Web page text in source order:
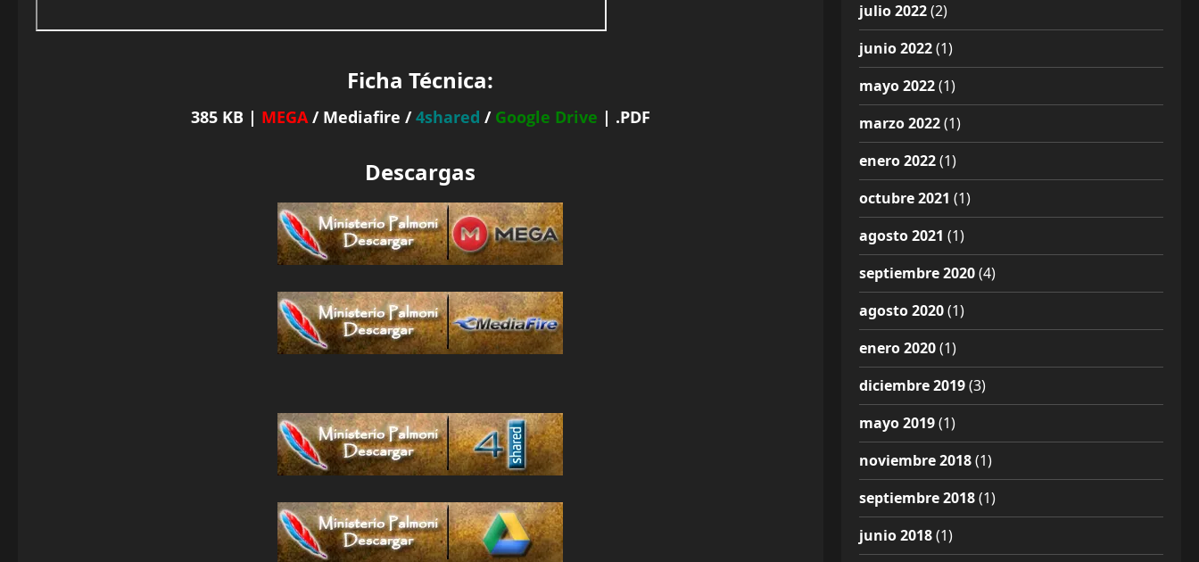
Ficha Técnica:
385 KB | MEGA/ Mediafire /4shared / Google Drive | .PDF
Descargas
julio 2022(2)
junio 2022(1)
mayo 2022(1)
marzo 2022(1)
enero 2022(1)
octubre 2021 (1)
agosto 2021 (1)
septiembre 2020(4)
agosto 2020(1)
enero 2020(1)
diciembre 2019(3)
mayo 2019(1)
noviembre 2018(1)
septiembre 2018(1)
junio 2018(1)